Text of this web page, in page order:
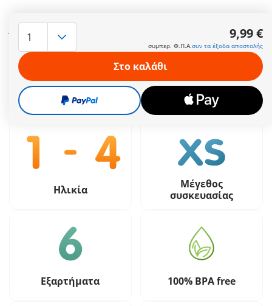
Περισσότερες πληροφορίες
9,99 €
συμπερ. Φ.Π.Α.συν τα έξοδα αποστολής
9,99 €
συμπερ. Φ.Π.Α.συν τα έξοδα αποστολής
Στο καλάθι
Ηλικία
Μέγεθος
συσκευασίας
Εξαρτήματα 100% BPA free